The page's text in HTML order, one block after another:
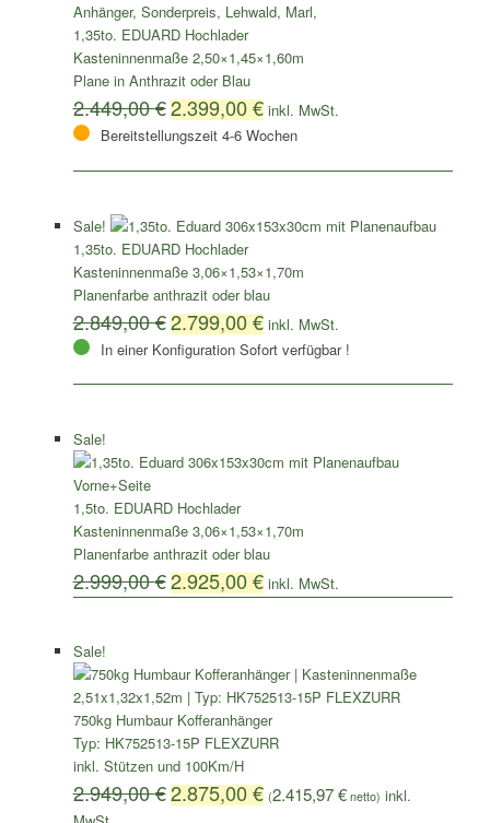
1,35to. EDUARD Hochlader
Kasteninnenmaße 2,50×1,45×1,60m
Plane in Anthrazit oder Blau
2.449,00€2.399,00€
Bereitstellungszeit 4-6 Wochen
Sale!
1,35to. EDUARD Hochlader
Kasteninnenmaße 3,06×1,53×1,70m
Planenfarbe anthrazit oder blau
2.849,00€2.799,00€
In einer Konfiguration Sofort verfügbar !
Sale!
1,5to. EDUARD Hochlader
Kasteninnenmaße 3,06×1,53×1,70m
Planenfarbe anthrazit oder blau
2.999,00€2.925,00€
Sale!
750kg Humbaur Kofferanhänger
Typ: HK752513-15P FLEXZURR
inkl. Stützen und 100Km/H
2.949,00€2.875,00€ (2.415,97€netto)